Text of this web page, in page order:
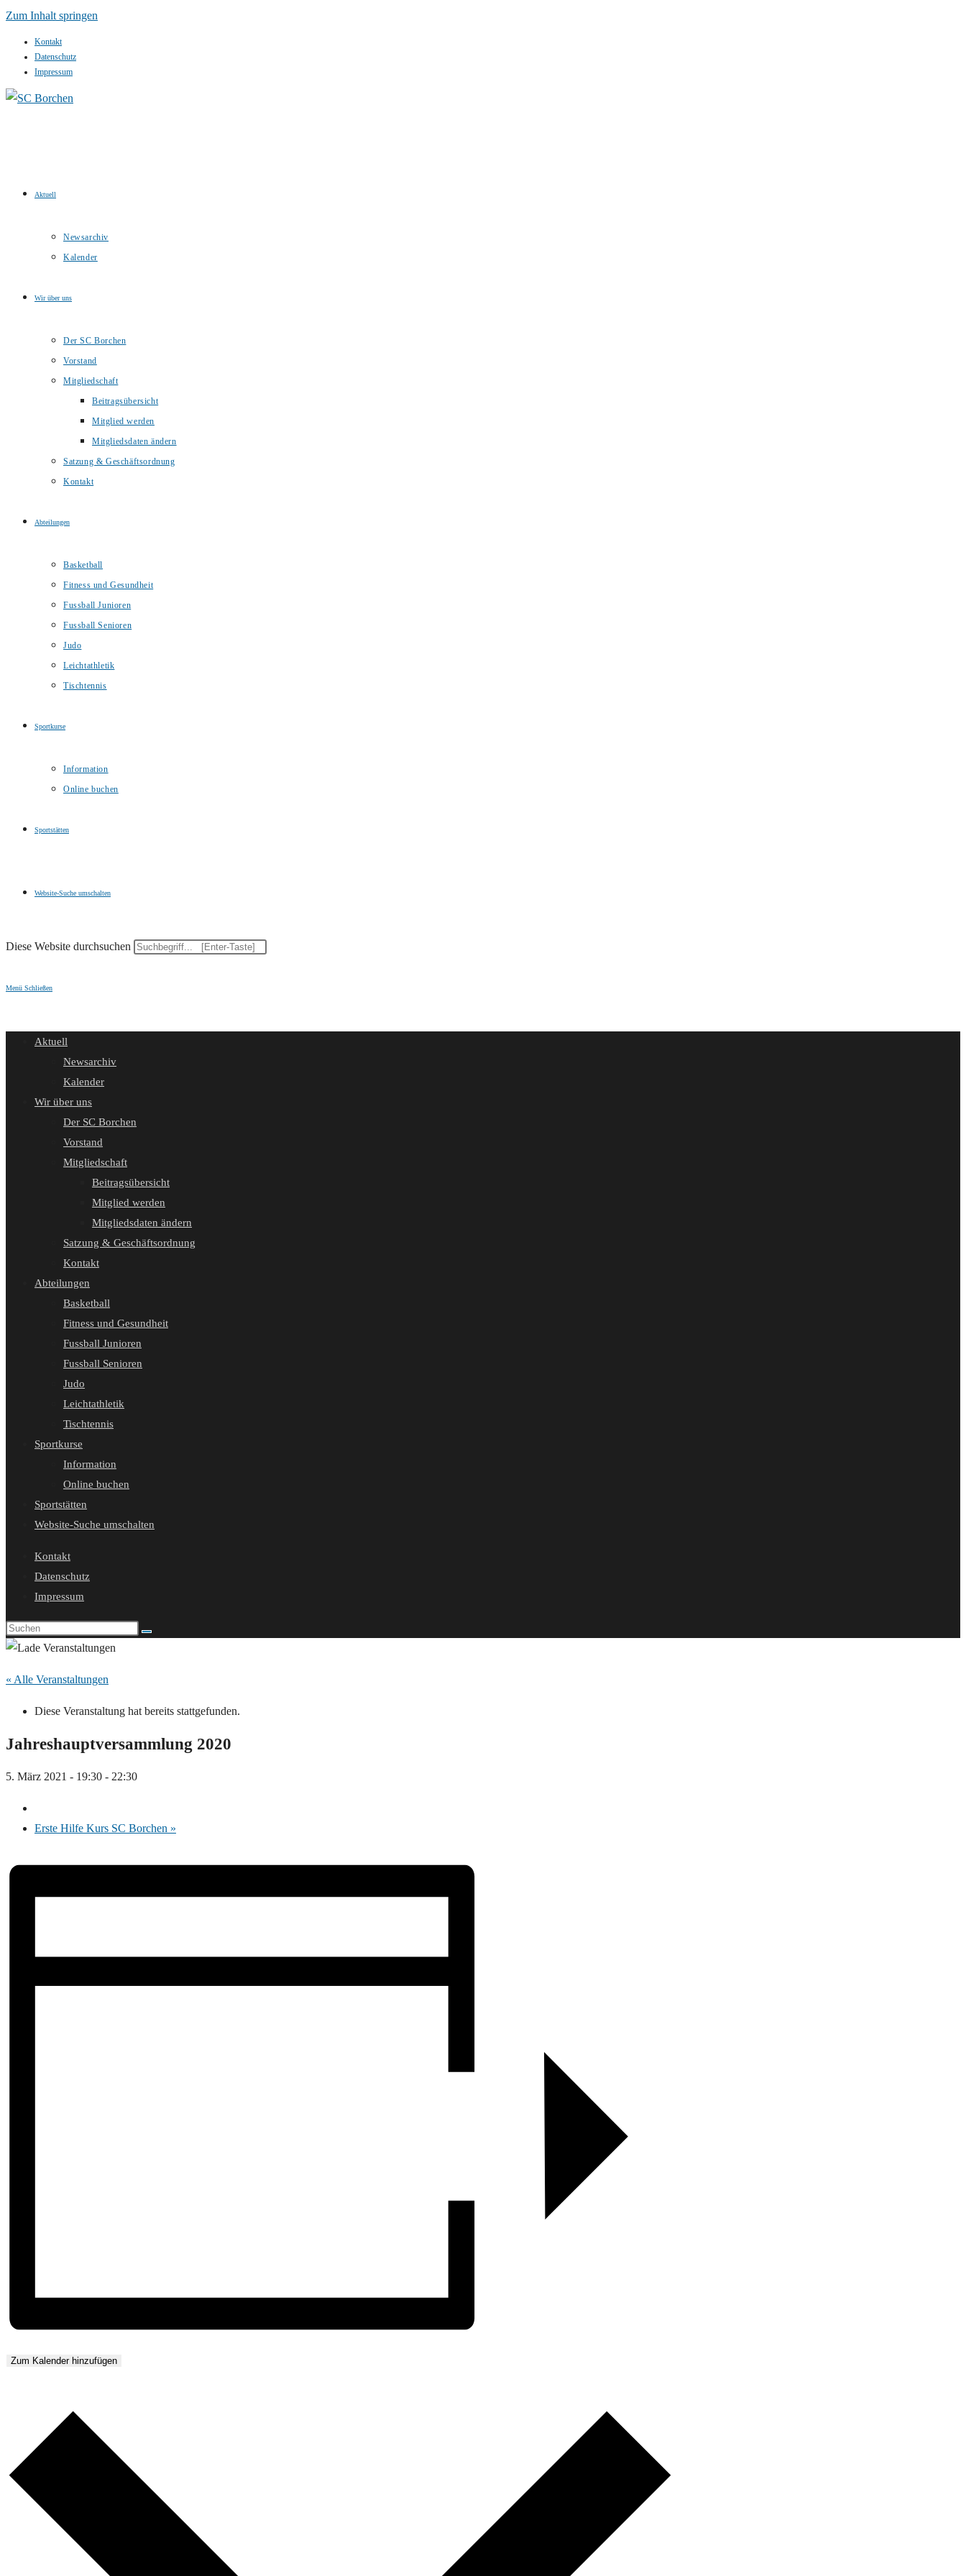
Zum Inhalt springen
Kontakt
Datenschutz
Impressum
Aktuell
Newsarchiv
Kalender
Wir über uns
Der SC Borchen
Vorstand
Mitgliedschaft
Beitragsübersicht
Mitglied werden
Mitgliedsdaten ändern
Satzung & Geschäftsordnung
Kontakt
Abteilungen
Basketball
Fitness und Gesundheit
Fussball Junioren
Fussball Senioren
Judo
Leichtathletik
Tischtennis
Sportkurse
Information
Online buchen
Sportstätten
Website-Suche umschalten
Diese Website durchsuchen
Menü Schließen
Aktuell
Newsarchiv
Kalender
Wir über uns
Der SC Borchen
Vorstand
Mitgliedschaft
Beitragsübersicht
Mitglied werden
Mitgliedsdaten ändern
Satzung & Geschäftsordnung
Kontakt
Abteilungen
Basketball
Fitness und Gesundheit
Fussball Junioren
Fussball Senioren
Judo
Leichtathletik
Tischtennis
Sportkurse
Information
Online buchen
Sportstätten
Website-Suche umschalten
Kontakt
Datenschutz
Impressum
« Alle Veranstaltungen
Diese Veranstaltung hat bereits stattgefunden.
Jahreshauptversammlung 2020
5. März 2021 - 19:30 - 22:30
Erste Hilfe Kurs SC Borchen »
Zum Kalender hinzufügen